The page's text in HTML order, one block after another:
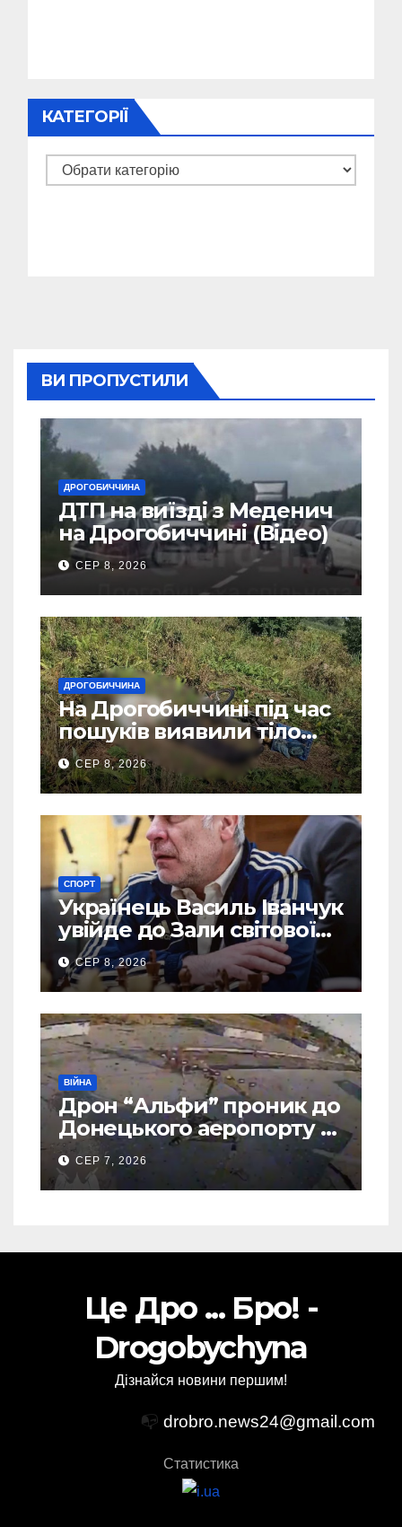
КАТЕГОРІЇ
Категорії
ВИ ПРОПУСТИЛИ
ДРОГОБИЧЧИНА
ДТП на виїзді з Меденич
на Дрогобиччині (Відео)
СЕР 8, 2026
ДРОГОБИЧЧИНА
На Дрогобиччині під час
пошуків виявили тіло
зниклого чоловіка
СЕР 8, 2026
СПОРТ
Українець Василь Іванчук
увійде до Зали світової
шахової слави
СЕР 8, 2026
ВІЙНА
Дрон “Альфи” проник до
Донецького аеропорту та
спалив “Шахед” ще до
запуску
СЕР 7, 2026
Це Дро ... Бро! -
Drogobychyna
Дізнайся новини першим!
📭 drobro.news24@gmail.com
Статистика